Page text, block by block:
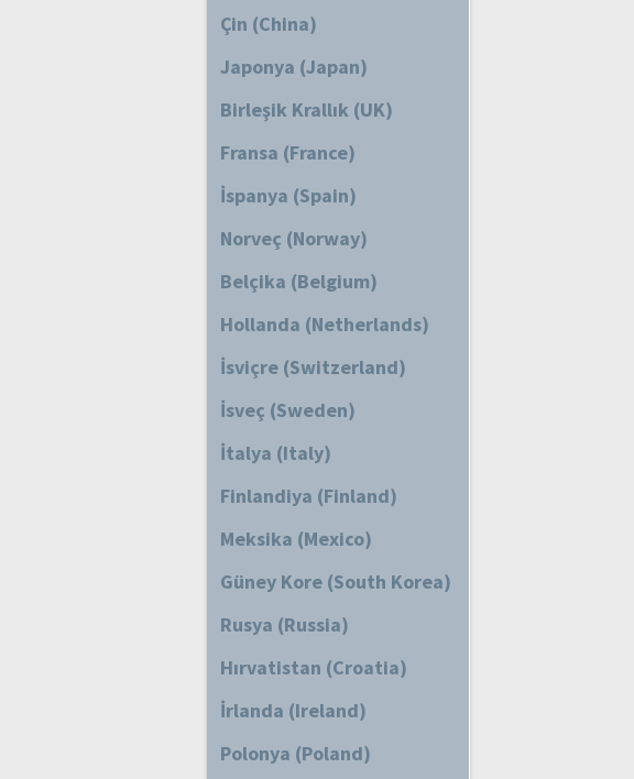
Çin (China)
Japonya (Japan)
Birleşik Krallık (UK)
Fransa (France)
İspanya (Spain)
Norveç (Norway)
Belçika (Belgium)
Hollanda (Netherlands)
İsviçre (Switzerland)
İsveç (Sweden)
İtalya (Italy)
Finlandiya (Finland)
Meksika (Mexico)
Güney Kore (South Korea)
Rusya (Russia)
Hırvatistan (Croatia)
İrlanda (Ireland)
Polonya (Poland)